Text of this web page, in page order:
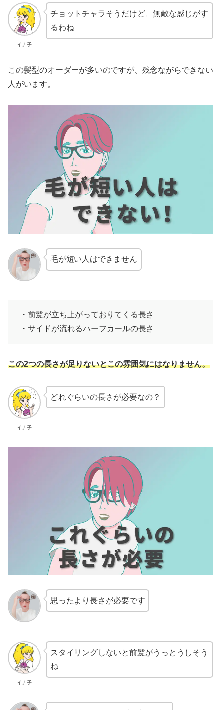
イナ子
チョットチャラそうだけど、無敵な感じがす
るわね
この髪型のオーダーが多いのですが、残念ながらできない
人がいます。
毛が短い人はできません
・前髪が立ち上がっておりてくる長さ
・サイドが流れるハーフカールの長さ
この2つの長さが足りないとこの雰囲気にはなりません。
イナ子
どれぐらいの長さが必要なの？
思ったより長さが必要です
イナ子
スタイリングしないと前髪がうっとうしそう
ね